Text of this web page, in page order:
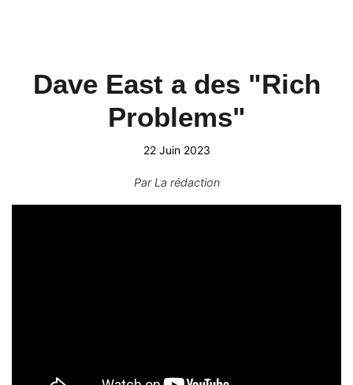
Dave East a des "Rich
Problems"
22 Juin 2023
ParLa rédaction